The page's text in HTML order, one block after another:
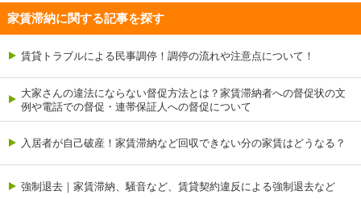
家賃滞納に関する記事を探す
賃貸トラブルによる民事調停！調停の流れや注意点について！
大家さんの違法にならない督促方法とは？家賃滞納者への督促状の文
例や電話での督促・連帯保証人への督促について
入居者が自己破産！家賃滞納など回収できない分の家賃はどうなる？
強制退去｜家賃滞納、騒音など、賃貸契約違反による強制退去など